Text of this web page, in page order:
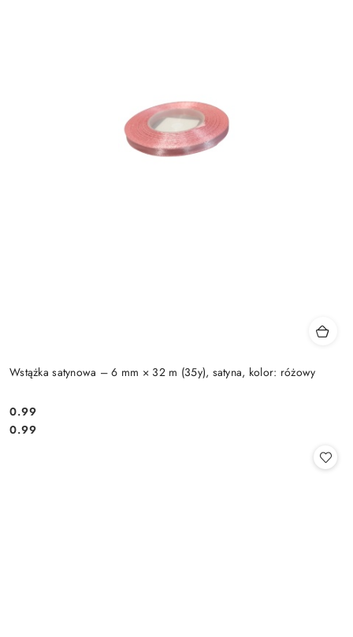
Wstążka satynowa – 6 mm × 32 m (35y), satyna, kolor: różowy
Cena:
0.99
Cena:
0.99